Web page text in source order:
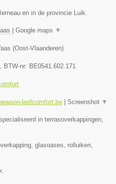
en in de provincie Luik.
Google maps ▼
(Oost-Vlaanderen)
, BTW-nr: BE0541.602.171
leefcomfort.be Screenshot ▼
in terrasoverkappingen,
glasoases, rolluiken,